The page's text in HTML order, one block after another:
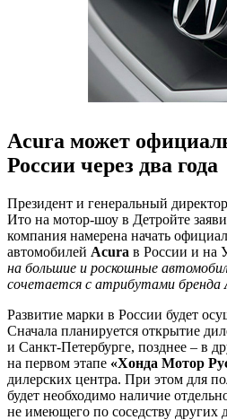
Acura может
России через два года
Президент и генеральный директор
Ито на мотор-шоу в Детройте
компания намерена начать
автомобилей Acura в России и на
на большие и роскошные
сочетается с атрибутами бренда
Развитие марки в России будет
Сначала планируется открытие
и Санкт-Петербурге, позднее – в
на первом этапе «Хонда Мотор
дилерских центра. При этом для
будет необходимо наличие
не имеющего по соседству других